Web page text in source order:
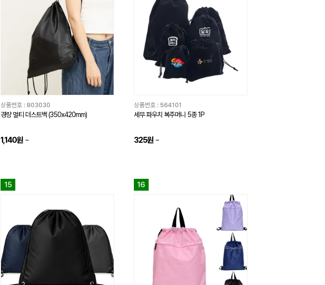
상품번호 : 803030
경량 멀티 더스트백 (350x420mm)
1,140원 ~
상품번호 : 564101
세무 파우치 복주머니 5종 1P
325원 ~
15 16